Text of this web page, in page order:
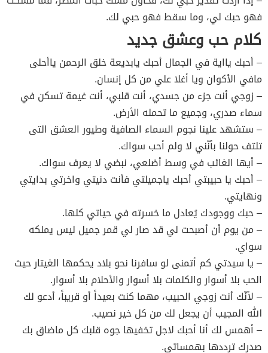
فهو حبك لي، وما سقط فهو حبي لك.
كلام حب وعشق جديد
– أحبك يااية في الجمال أحبك يابديعة خلق الرحمن ياأحلى
مافي الأكوان ويا أغلا علي من كل إنسان.
– زوجي أنت جزء من جسدي، أنت قلبي، أنت غيمة تسكن في
سماء صدري، وجميع ما تحمله الأرض.
– ستشهد علينا نجوم السماء الصافية وطيور العشق التى
تلتف حولنا بأنّني لا ولم أحب سواك.
– أيها الغائب في وسط أضلعي، نبضي لا يعرف سواك.
– أحبك يا حبيبتي أحبك ياجميلتي فأنت دنيتي واخرتي بدايتي
ونهايتي.
– حبك ووجودك يُعادل ما خسرته في حياتي كلها.
– من يوم أن أصبحت لي قد صار لي قمر جميل ليس يملكه
سواي.
– يا سيدتي كم أتمنى لو سافرنا نحو بلاد يحكمها الغيتار حيث
الحب بلا أسوار والكلمات بلا أسوار والأحلام بلا أسوار.
– لأنّك أنت زوجي الحبيب، مهما كنت بعيداً أو قريباً، أدعو لك
الله المجيب أن يجعل لك من كل خير نصيب.
– أهمس لك أنا أحبك لاجل تخفيها جوه قلبك كل ماضاق بك
صدرك ترددها بهمساتي.